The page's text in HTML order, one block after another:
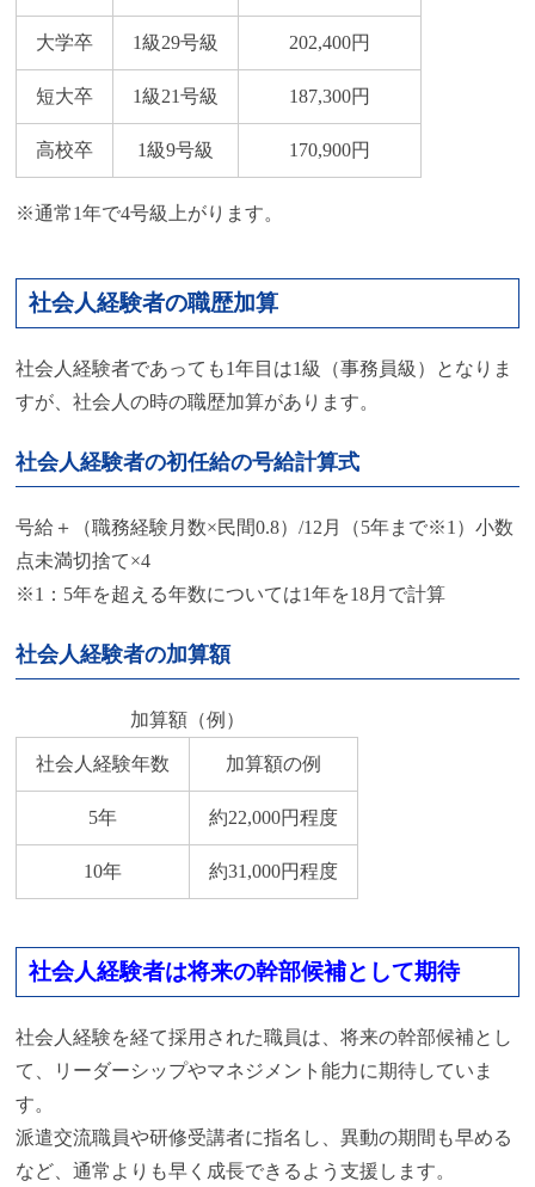
大学卒 1級29号級 202,400円
短大卒 1級21号級 187,300円
高校卒 1級9号級 170,900円
※通常1年で4号級上がります。
社会人経験者の職歴加算
社会人経験者であっても1年目は1級（事務員級）となりま
すが、社会人の時の職歴加算があります。
社会人経験者の初任給の号給計算式
号給＋（職務経験月数×民間0.8）/12月（5年まで※1）小数
点未満切捨て×4
※1：5年を超える年数については1年を18月で計算
社会人経験者の加算額
加算額（例）
社会人経験年数 加算額の例
5年 約22,000円程度
10年 約31,000円程度
社会人経験者は将来の幹部候補として期待
社会人経験を経て採用された職員は、将来の幹部候補とし
て、リーダーシップやマネジメント能力に期待していま
す。
派遣交流職員や研修受講者に指名し、異動の期間も早める
など、通常よりも早く成長できるよう支援します。